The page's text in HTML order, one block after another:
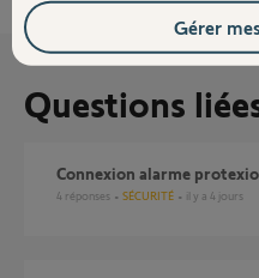
Questions
Connexion alarme
4 réponses SÉCURITÉ il y a 4 jours
Gérer